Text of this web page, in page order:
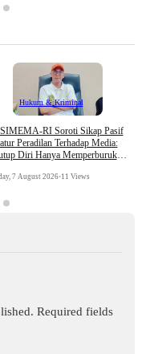
Hukum & Kriminal
RI Soroti Sikap Pasif
Peradilan Terhadap Media:
Diri Hanya Memperburuk
7 August 2026•11 Views
Required fields